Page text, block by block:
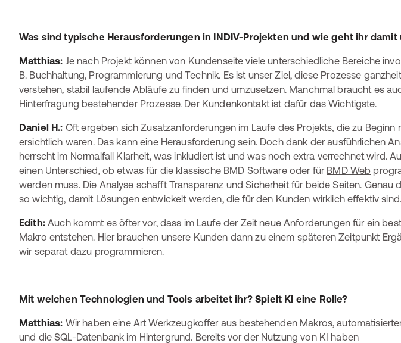
Was sind typische Herausforderungen in INDIV-Projekten und wie geht ihr damit
Matthias: Je nach Projekt können von Kundenseite viele unterschiedliche Bereiche
B. Buchhaltung, Programmierung und Technik. Es ist unser Ziel, diese Prozesse
verstehen, stabil laufende Abläufe zu finden und umzusetzen. Manchmal braucht es
Hinterfragung bestehender Prozesse. Der Kundenkontakt ist dafür das Wichtigste.
Daniel H.: Oft ergeben sich Zusatzanforderungen im Laufe des Projekts, die zu Beginn
ersichtlich waren. Das kann eine Herausforderung sein. Doch dank der ausführlichen
herrscht im Normalfall Klarheit, was inkludiert ist und was noch extra verrechnet wird.
einen Unterschied, ob etwas für die klassische BMD Software oder für BMD Web
werden muss. Die Analyse schafft Transparenz und Sicherheit für beide Seiten. Genau
so wichtig, damit Lösungen entwickelt werden, die für den Kunden wirklich effektiv sind.
Edith: Auch kommt es öfter vor, dass im Laufe der Zeit neue Anforderungen für ein
Makro entstehen. Hier brauchen unsere Kunden dann zu einem späteren Zeitpunkt
wir separat dazu programmieren.
Mit welchen Technologien und Tools arbeitet ihr? Spielt KI eine Rolle?
Matthias: Wir haben eine Art Werkzeugkoffer aus bestehenden Makros,
und die SQL-Datenbank im Hintergrund. Bereits vor der Nutzung von KI haben